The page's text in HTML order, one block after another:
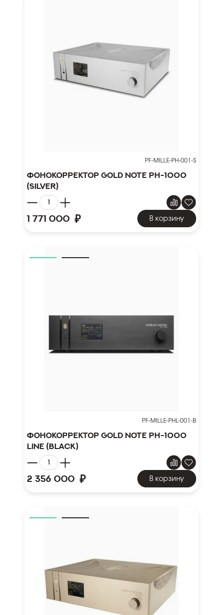
PF-MILLE-PH-001-S
Фонокорректор Gold Note PH-1000
(silver)
1 771 000 ₽ В корзину
PF-MILLE-PHL-001-B
Фонокорректор Gold Note PH-1000
LINE (black)
2 356 000 ₽ В корзину